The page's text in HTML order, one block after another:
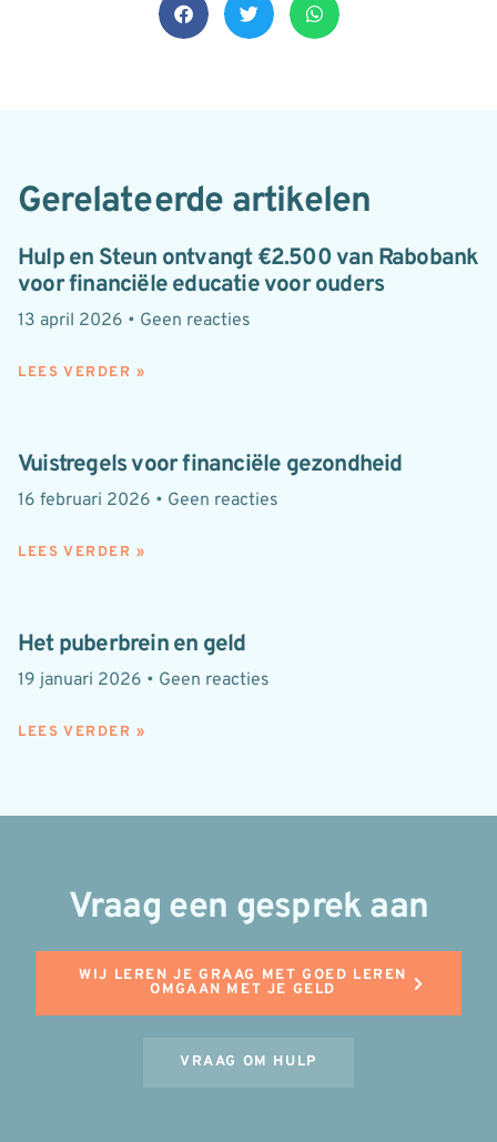
Gerelateerde artikelen
Hulp en Steun ontvangt €2.500 van Rabobank
voor financiële educatie voor ouders
13 april 2026 Geen reacties
LEES VERDER »
Vuistregels voor financiële gezondheid
16 februari 2026 Geen reacties
LEES VERDER »
Het puberbrein en geld
19 januari 2026 Geen reacties
LEES VERDER »
Vraag een gesprek aan
WIJ LEREN JE GRAAG MET GOED LEREN
OMGAAN MET JE GELD
VRAAG OM HULP